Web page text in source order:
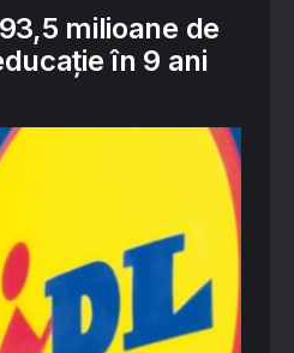
milioane de
în 9 ani